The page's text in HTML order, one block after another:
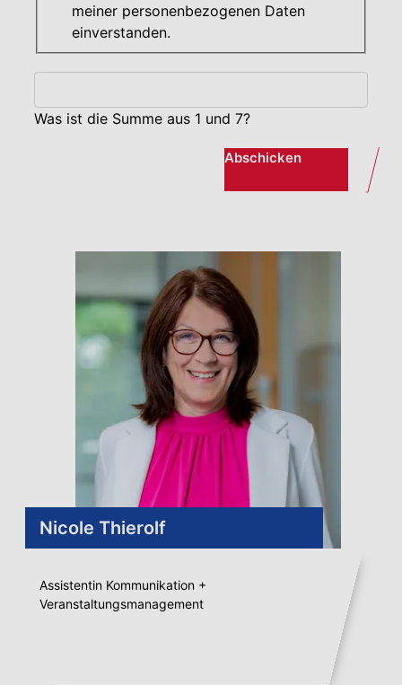
meiner personenbezogenen Daten
einverstanden.
Was ist die Summe aus 1 und 7?
Abschicken
Nicole Thierolf
Assistentin Kommunikation +
Veranstaltungsmanagement